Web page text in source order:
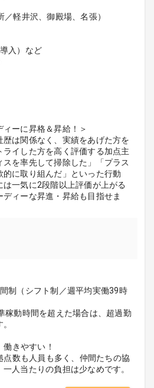
軽井沢、御殿場、名張）
入）など
ーに昇格＆昇給！＞
は関係なく、実績をあげた方を
イした方を高く評価する加点主
を率先して掃除した」「プラス
に取り組んだ」といった行動
一気に2段階以上評価が上がる
ィーな昇進・昇給も目指せま
制（シフト制／週平均実働39時
稼動時間を超えた場合は、超過勤
きやすい！
点数も人員も多く、仲間たちの協
人当たりの負担は少なめです。